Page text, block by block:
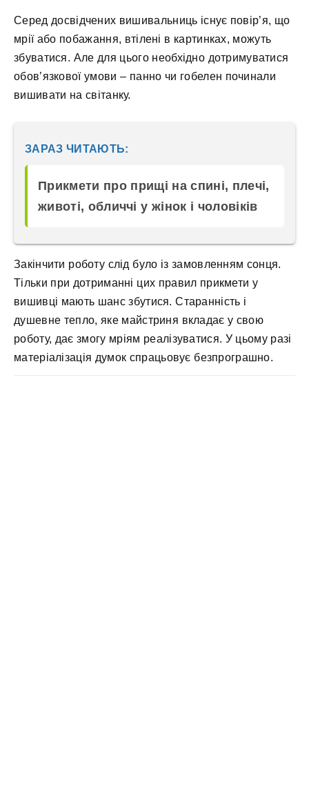
Серед досвідчених вишивальниць існує повір’я, що
мрії або побажання, втілені в картинках, можуть
збуватися. Але для цього необхідно дотримуватися
обов’язкової умови – панно чи гобелен починали
вишивати на світанку.
ЗАРАЗ ЧИТАЮТЬ:
Прикмети про прищі на спині, плечі,
животі, обличчі у жінок і чоловіків
Закінчити роботу слід було із замовленням сонця.
Тільки при дотриманні цих правил прикмети у
вишивці мають шанс збутися. Старанність і
душевне тепло, яке майстриня вкладає у свою
роботу, дає змогу мріям реалізуватися. У цьому разі
матеріалізація думок спрацьовує безпрограшно.